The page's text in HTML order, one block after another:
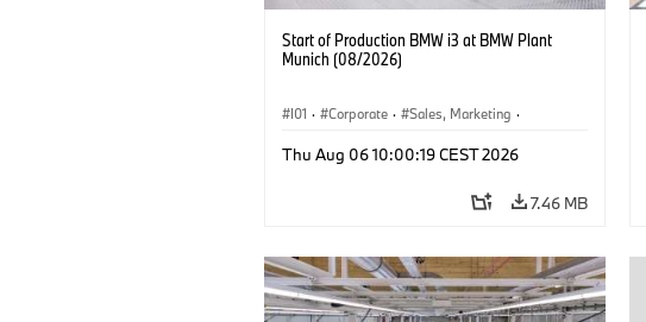
Start of Production BMW i3 at BMW Plant
Munich (08/2026)
I01 · Corporate · Sales, Marketing ·
Thu Aug 06 10:00:19 CEST 2026
7.46 MB